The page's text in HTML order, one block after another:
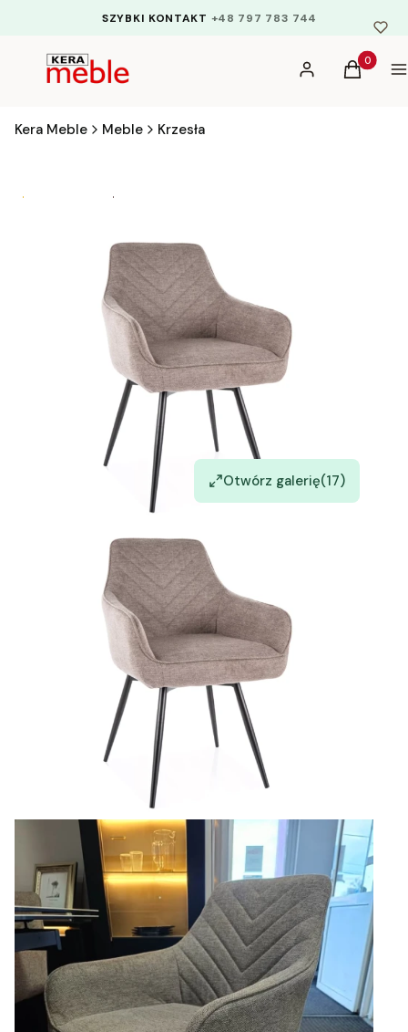
SZYBKI KONTAKT +48 797 783 744
Zaloguj sięProdukty
Koszyk
Kera Meble Meble Krzesła
Bestseller kod rabatowy EKSTRA5
Otwórz galerię(17)